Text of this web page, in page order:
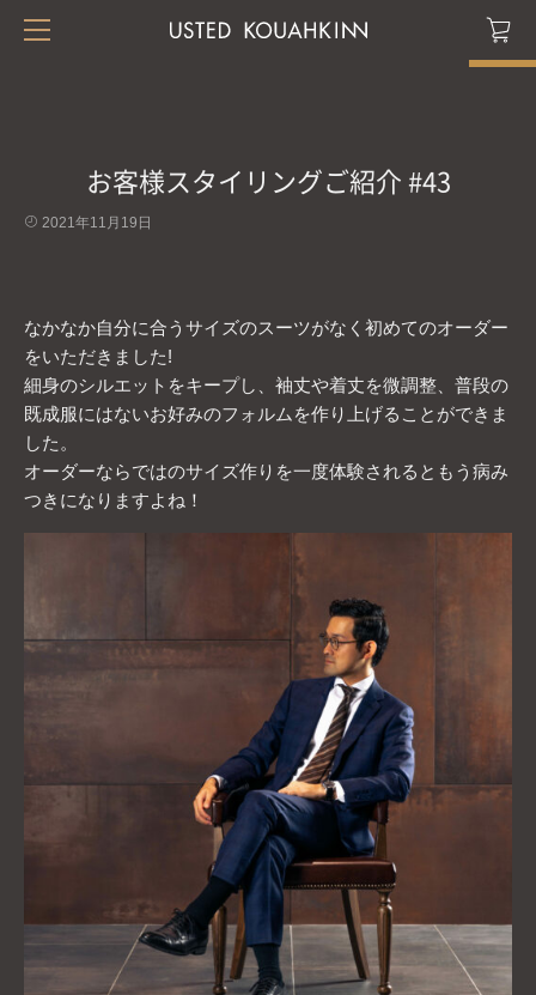
お客様スタイリングご紹介 #43
2021年11月19日
なかなか自分に合うサイズのスーツがなく初めてのオーダー
をいただきました!
細身のシルエットをキープし、袖丈や着丈を微調整、普段の
既成服にはないお好みのフォルムを作り上げることができま
した。
オーダーならではのサイズ作りを一度体験されるともう病み
つきになりますよね！